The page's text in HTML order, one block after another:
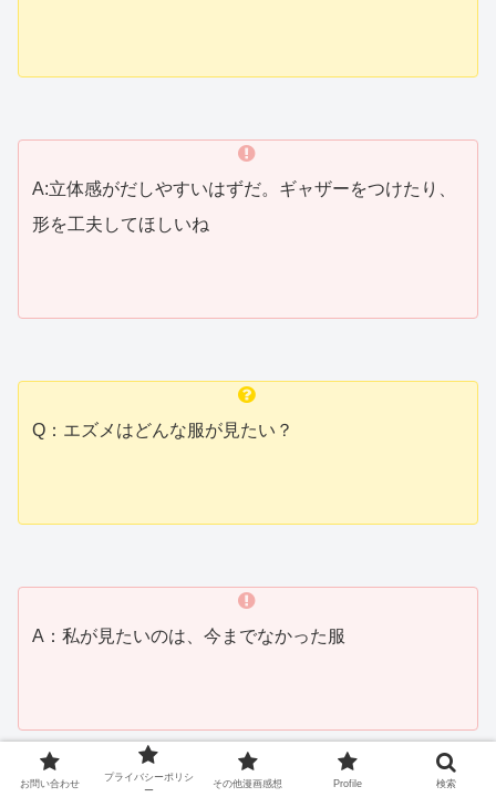
A:立体感がだしやすいはずだ。ギャザーをつけたり、
形を工夫してほしいね
Q：エズメはどんな服が見たい？
A：私が見たいのは、今までなかった服
お問い合わせ
プライバシーポリシ
ー
その他漫画感想 Profile 検索